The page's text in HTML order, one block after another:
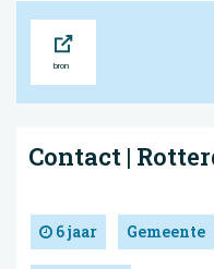
Contact |
6 jaar Gemeente